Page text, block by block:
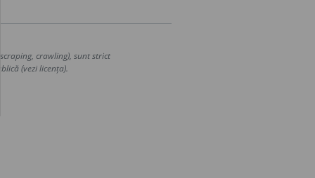
crawling), sunt strict
(vezi licența).